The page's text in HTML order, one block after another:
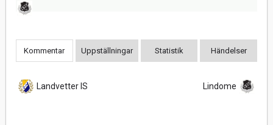
Kommentar Uppställningar Statistik Händelser
Landvetter IS Lindome